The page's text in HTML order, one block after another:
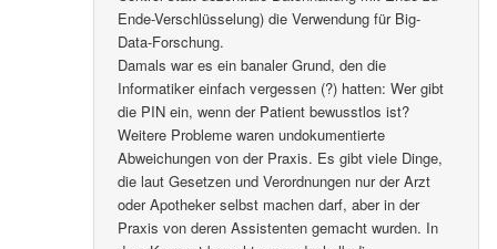
Ende-Verschlüsselung) die Verwendung für Big-
Data-Forschung.
Damals war es ein banaler Grund, den die
Informatiker einfach vergessen (?) hatten: Wer gibt
die PIN ein, wenn der Patient bewusstlos ist?
Weitere Probleme waren undokumentierte
Abweichungen von der Praxis. Es gibt viele Dinge,
die laut Gesetzen und Verordnungen nur der Arzt
oder Apotheker selbst machen darf, aber in der
Praxis von deren Assistenten gemacht wurden. In